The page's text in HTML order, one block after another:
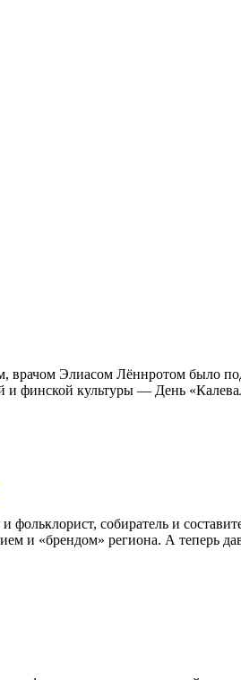
Элиасом Лённротом было
и финской культуры — День
фольклорист, собиратель и
и «брендом» региона. А теперь